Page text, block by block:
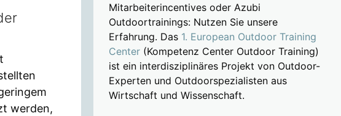
werden,
Mitarbeiterincentives oder Azubi
Outdoortrainings: Nutzen Sie unsere
Erfahrung. Das 1. European Outdoor Training
Center(Kompetenz Center Outdoor Training)
ist ein interdisziplinäres Projekt von Outdoor-
Experten und Outdoorspezialisten aus
Wirtschaft und Wissenschaft.